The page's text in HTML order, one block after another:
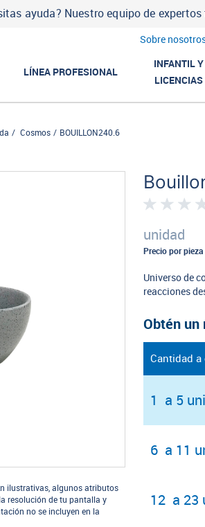
ayuda? Nuestro equipo de
Sobre
LÍNEA PROFESIONAL
INFANTIL Y
LICENCIAS
Cosmos BOUILLON240.6
ilustrativas, algunos atributos
resolución de tu pantalla y
no se incluyen en la
unidad
Precio por pieza
Universo de
reacciones
Obtén un
Cantidad a
1 a 5
6 a 11
12 a 23